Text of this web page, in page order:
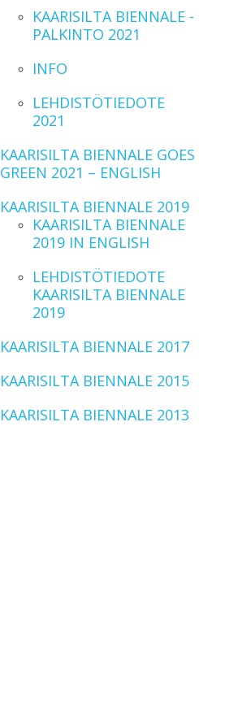
KAARISILTA BIENNALE -
PALKINTO 2021
INFO
LEHDISTÖTIEDOTE
2021
KAARISILTA BIENNALE GOES
GREEN 2021 – ENGLISH
KAARISILTA BIENNALE 2019
KAARISILTA BIENNALE
2019 IN ENGLISH
LEHDISTÖTIEDOTE
KAARISILTA BIENNALE
2019
KAARISILTA BIENNALE 2017
KAARISILTA BIENNALE 2015
KAARISILTA BIENNALE 2013